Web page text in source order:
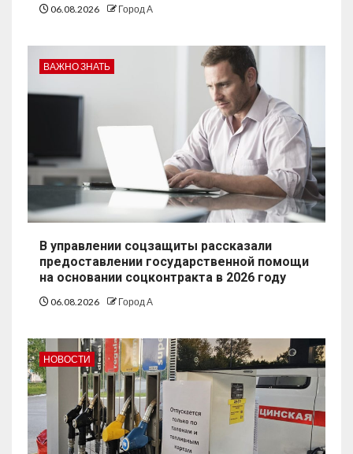
06.08.2026 Город А
ВАЖНО ЗНАТЬ
В управлении соцзащиты рассказали
предоставлении государственной помощи
на основании соцконтракта в 2026 году
06.08.2026 Город А
НОВОСТИ